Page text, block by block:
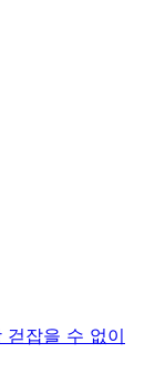
걷잡을 수 없이